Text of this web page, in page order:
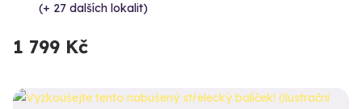
(+ 27 dalších lokalit)
1 799 Kč